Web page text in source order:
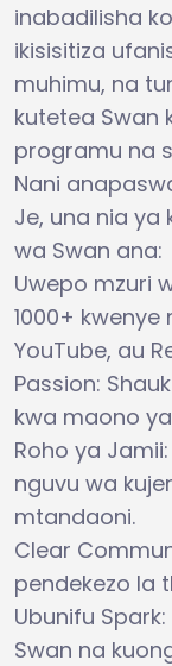
inabadilisha
ikisisitiza
muhimu, na
kutetea Swan
programu na
Nani
Je, una nia ya
wa Swan ana:
Uwepo mzuri
1000+
YouTube, au
Passion:
kwa maono
Roho ya
nguvu wa
mtandaoni.
Clear
pendekezo la
Ubunifu
Swan na